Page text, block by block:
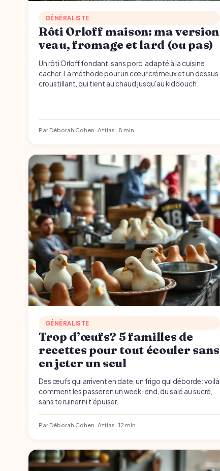
GÉNÉRALISTE
Rôti Orloff maison: ma version
veau, fromage et lard (ou pas)
Un rôti Orloff fondant, sans porc, adapté à la cuisine
cacher. La méthode pour un cœur crémeux et un dessus
croustillant, qui tient au chaud jusqu'au kiddouch.
Par Déborah Cohen-Attias · 8 min
GÉNÉRALISTE
Trop d’œufs? 5 familles de
recettes pour tout écouler sans
en jeter un seul
Des œufs qui arrivent en date, un frigo qui déborde: voilà
comment les passer en un week-end, du salé au sucré,
sans te ruiner ni t’épuiser.
Par Déborah Cohen-Attias · 12 min